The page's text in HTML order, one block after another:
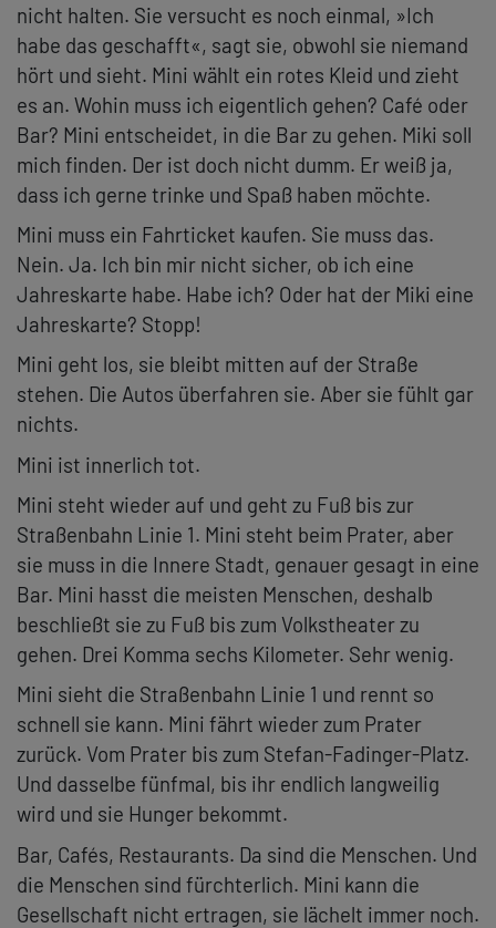
nicht halten. Sie versucht es noch einmal, »Ich
habe das geschafft«, sagt sie, obwohl sie niemand
hört und sieht. Mini wählt ein rotes Kleid und zieht
es an. Wohin muss ich eigentlich gehen? Café oder
Bar? Mini entscheidet, in die Bar zu gehen. Miki soll
mich finden. Der ist doch nicht dumm. Er weiß ja,
dass ich gerne trinke und Spaß haben möchte.
Mini muss ein Fahrticket kaufen. Sie muss das.
Nein. Ja. Ich bin mir nicht sicher, ob ich eine
Jahreskarte habe. Habe ich? Oder hat der Miki eine
Jahreskarte? Stopp!
Mini geht los, sie bleibt mitten auf der Straße
stehen. Die Autos überfahren sie. Aber sie fühlt gar
nichts.
Mini ist innerlich tot.
Mini steht wieder auf und geht zu Fuß bis zur
Straßenbahn Linie 1. Mini steht beim Prater, aber
sie muss in die Innere Stadt, genauer gesagt in eine
Bar. Mini hasst die meisten Menschen, deshalb
beschließt sie zu Fuß bis zum Volkstheater zu
gehen. Drei Komma sechs Kilometer. Sehr wenig.
Mini sieht die Straßenbahn Linie 1 und rennt so
schnell sie kann. Mini fährt wieder zum Prater
zurück. Vom Prater bis zum Stefan-Fadinger-Platz.
Und dasselbe fünfmal, bis ihr endlich langweilig
wird und sie Hunger bekommt.
Bar, Cafés, Restaurants. Da sind die Menschen. Und
die Menschen sind fürchterlich. Mini kann die
Gesellschaft nicht ertragen, sie lächelt immer noch.